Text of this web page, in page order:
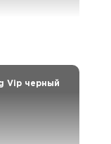
Vip черный